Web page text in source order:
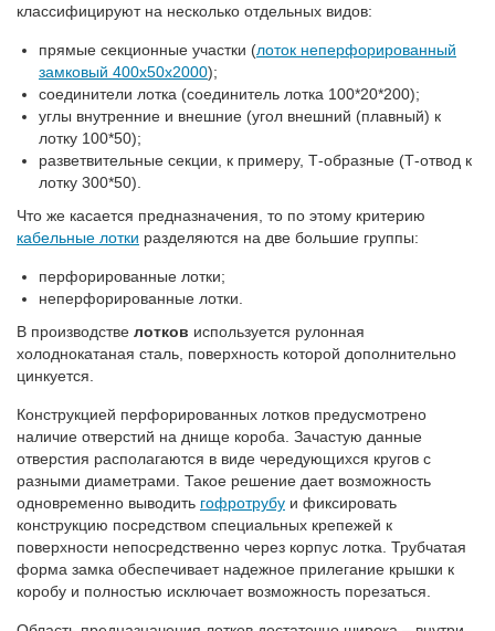
классифицируют на несколько отдельных видов:
прямые секционные участки (лоток неперфорированный
замковый 400х50х2000);
соединители лотка (соединитель лотка 100*20*200);
углы внутренние и внешние (угол внешний (плавный) к
лотку 100*50);
разветвительные секции, к примеру, Т-образные (Т-отвод к
лотку 300*50).
Что же касается предназначения, то по этому критерию
кабельные лотки разделяются на две большие группы:
перфорированные лотки;
неперфорированные лотки.
В производстве лотков используется рулонная
холоднокатаная сталь, поверхность которой дополнительно
цинкуется.
Конструкцией перфорированных лотков предусмотрено
наличие отверстий на днище короба. Зачастую данные
отверстия располагаются в виде чередующихся кругов с
разными диаметрами. Такое решение дает возможность
одновременно выводить гофротрубу и фиксировать
конструкцию посредством специальных крепежей к
поверхности непосредственно через корпус лотка. Трубчатая
форма замка обеспечивает надежное прилегание крышки к
коробу и полностью исключает возможность порезаться.